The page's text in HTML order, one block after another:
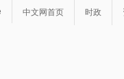
中文网首页 时政